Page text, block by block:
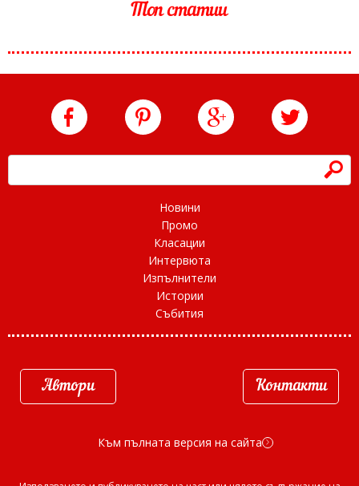
Топ статии
h
Новини
Промо
Класации
Интервюта
Изпълнители
Истории
Събития
Автори Контакти
Към пълната версия на сайта d